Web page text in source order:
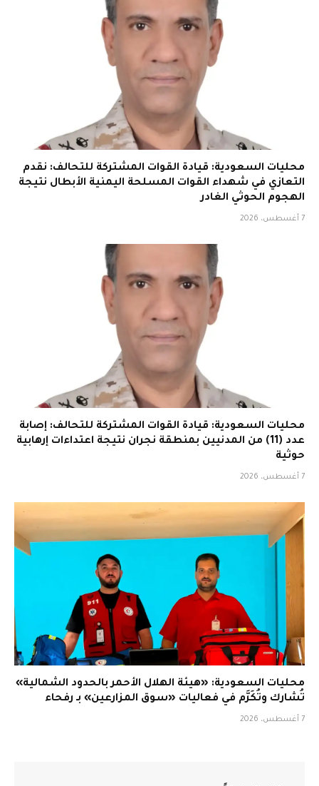
محليات السعودية: قيادة القوات المشتركة للتحالف: نقدم
التعازي في شهداء القوات المسلحة اليمنية الأبطال نتيجة
الهجوم الحوثي الغادر
7 أغسطس، 2026
محليات السعودية: قيادة القوات المشتركة للتحالف: إصابة
عدد (11) من المدنيين بمنطقة نجران نتيجة اعتداءات إرهابية
حوثية
7 أغسطس، 2026
محليات السعودية: «هيئة الهلال الأحمر بالحدود الشمالية»
تُشارك وتُكَرَّم في فعاليات «سوق المزارعين» بـ رفحاء
7 أغسطس، 2026